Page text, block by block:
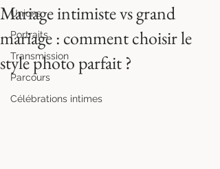
Unions
Portraits
Transmission
Parcours
Célébrations intimes
Mariage intimiste vs grand
mariage : comment choisir le
style photo parfait ?